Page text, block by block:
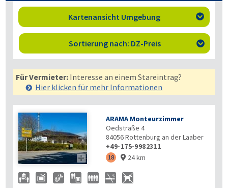
Kartenansicht Umgebung 
Sortierung nach: DZ-Preis 
Für Vermieter: Interesse an einem Stareintrag?
Hier klicken für mehr Informationen

ARAMA Monteurzimmer
Oedstraße 4
84056Rottenburg an der Laaber
+49-175-9982311
18  24 km